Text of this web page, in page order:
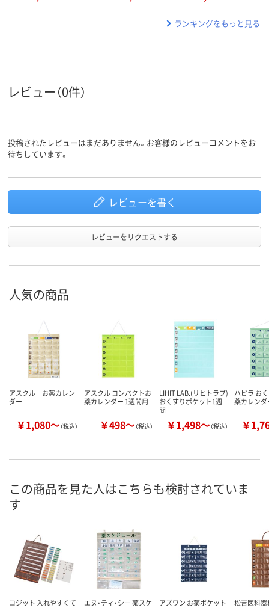
ランキングをもっと見る
レビュー（0件）
投稿されたレビューはまだありません。お客様のレビューコメントをお
待ちしています。
レビューを書く
レビューをリクエストする
人気の商品
アスクル お薬カレン
ダー
￥1,080～（税込）
アスクル コンパクトお
薬カレンダー 1週間用
￥498～（税込）
LIHIT LAB.(リヒトラブ)
おくすりポケット1週
間
￥1,498～（税込）
ハピラ お
薬カレンダ
￥
この商品を見た人はこちらも検討されていま
す
コジット 入れやすくて
エヌ・ティ・シー 薬スケ
アズワン お薬ポケット
松吉医科